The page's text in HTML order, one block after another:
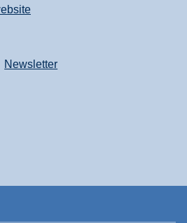
Newsletter